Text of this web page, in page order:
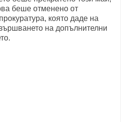
беше отменено от
която даде на
на допълнителни